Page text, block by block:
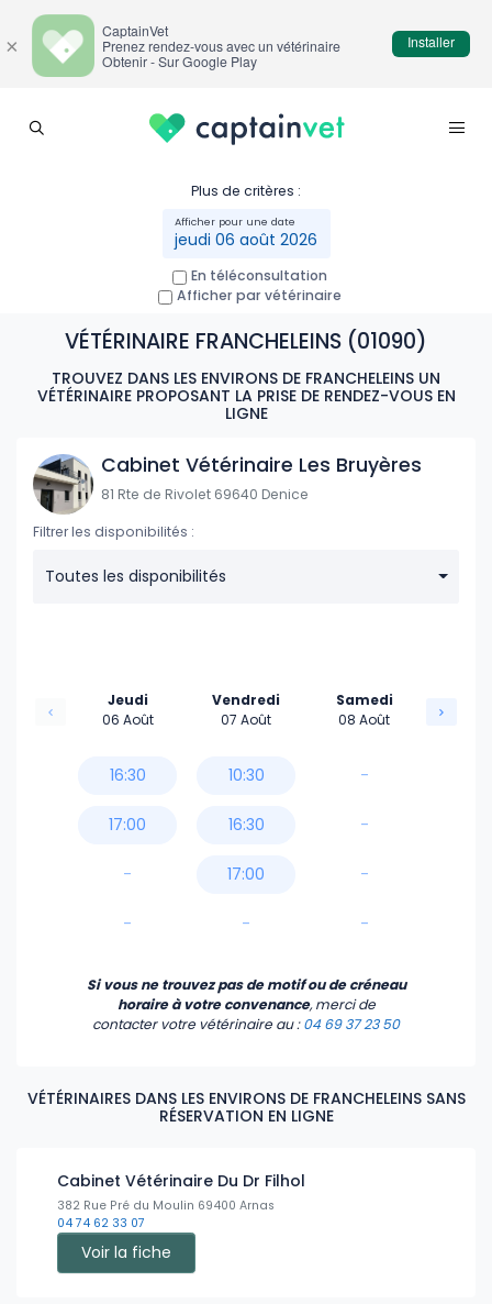
Plus de critères :
jeudi 06 août 2026
En téléconsultation
Afficher par vétérinaire
VÉTÉRINAIRE FRANCHELEINS (01090)
TROUVEZ DANS LES ENVIRONS DE FRANCHELEINS UN
VÉTÉRINAIRE PROPOSANT LA PRISE DE RENDEZ-VOUS EN
LIGNE
Cabinet Vétérinaire Les Bruyères
81 Rte de Rivolet 69640 Denice
Filtrer les disponibilités :
Toutes les disponibilités
Jeudi
06 Août
16:30
17:00
-
-
Vendredi
07 Août
10:30
16:30
17:00
-
Samedi
08 Août
-
-
-
-
Si vous ne trouvez pas de motif ou de créneau
horaire à votre convenance, merci de
contacter votre vétérinaire au :04 69 37 23 50
VÉTÉRINAIRES DANS LES ENVIRONS DE FRANCHELEINS SANS
RÉSERVATION EN LIGNE
Cabinet Vétérinaire Du Dr Filhol
382 Rue Pré du Moulin 69400 Arnas
04 74 62 33 07
Voir la fiche
×
CaptainVet
Prenez rendez-vous avec un vétérinaire
Obtenir - Sur Google Play
Installer